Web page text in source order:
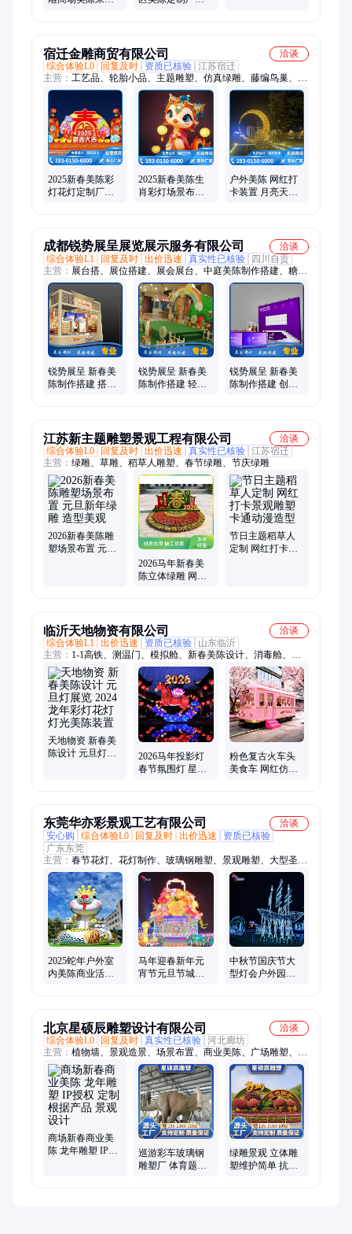
宿迁金雕商贸有限公司
洽谈
综合体验L0
回复及时 资质已核验 江苏宿迁
主营： 工艺品、轮胎小品、主题雕塑、仿真绿雕、藤编鸟巢、鸟
巢摆件、动物雕塑、景观雕塑、艺术绿雕、户外雕塑、稻草人艺
术、艺术品雕塑、景观小品雕塑、鸟巢藤编卡座、稻草卡通动
物、打卡拍照楼梯、藤编艺术秋千、绿雕动物小品、藤编艺术座
椅、稻草乐园草雕、情人节引流雕塑
2025新春美陈彩
灯花灯定制厂家
2025新春美陈生
肖彩灯场景布置
户外美陈 网红打
卡装置 月亮天梯
成都锐势展呈展览展示服务有限公司
洽谈
综合体验L1
回复及时 出价迅速 真实性已核验
四川自贡
主营： 展台搭、展位搭建、展会展台、中庭美陈制作搭建、糖酒
会展台、展会桁架搭建、展台装修设计
锐势展呈 新春美
陈制作搭建 搭建
锐势展呈 新春美
陈制作搭建 轻便
锐势展呈 新春美
陈制作搭建 创意
江苏新主题雕塑景观工程有限公司
洽谈
综合体验L0
回复及时 出价迅速 真实性已核验 江苏宿迁
主营： 绿雕、草雕、稻草人雕塑、春节绿雕、节庆绿雕
2026新春美陈雕
塑场景布置 元旦
2026马年新春美
陈立体绿雕 网红
节日主题稻草人
定制 网红打卡景
临沂天地物资有限公司
洽谈
综合体验L1 出价迅速 资质已核验
山东临沂
主营： 1-1高铁、测温门、模拟舱、新春美陈设计、消毒舱、小
吃车、铁艺车、消毒门、教育展览、铁艺户外、户外拓展、教学
设备、测温消毒、铁艺仿真、展览道具、雾化消毒、户外展览、
文化产业、高铁模拟、金属铁艺、金属坦克、仿真模拟、军事玩
具、铁艺雕塑、教学模拟、铁艺源头
天地物资 新春美
陈设计 元旦灯展
2026马年投影灯
春节氛围灯 星空
粉色复古火车头
美食车 网红仿真
东莞华亦彩景观工艺有限公司
洽谈
安心购
综合体验L0 回复及时 出价迅速
资质已核验
广东东莞
主营： 春节花灯、花灯制作、玻璃钢雕塑、景观雕塑、大型圣诞
树、灯光节造型、彩灯、彩灯定做、花灯工厂、灯光秀、彩灯制
作公司、彩灯公司、彩灯花灯、彩灯制作、花灯、梦幻灯光节、
灯展运营、花灯灯展、彩灯灯展、合作灯展、灯展公司、商业灯
展、节日灯饰
2025蛇年户外室
内美陈商业活动
马年迎春新年元
宵节元旦节城市
中秋节国庆节大
型灯会户外园区
北京星硕辰雕塑设计有限公司
洽谈
综合体验L0
回复及时 真实性已核验 河北廊坊
主营： 植物墙、景观造景、场景布置、商业美陈、广场雕塑、互
动道具、创意广场、植物雕塑、动物雕塑、铸铜雕塑、城堡摆
件、水泥雕塑、锻铜浮雕、人物雕塑、仿真绿雕、泡沫雕塑、砂
岩浮雕、广场绿雕、绿植雕塑、砂岩浮塑、立体绿雕、卡通雕
塑、五色草绿雕、展馆主题绿雕、水泥景观雕塑
商场新春商业美
陈 龙年雕塑 IP授
巡游彩车玻璃钢
雕塑厂 体育题材
绿雕景观 立体雕
塑维护简单 抗风